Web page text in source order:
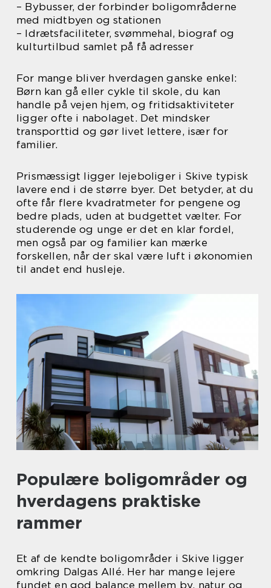
– Bybusser, der forbinder boligområderne
med midtbyen og stationen
– Idrætsfaciliteter, svømmehal, biograf og
kulturtilbud samlet på få adresser
For mange bliver hverdagen ganske enkel:
Børn kan gå eller cykle til skole, du kan
handle på vejen hjem, og fritidsaktiviteter
ligger ofte i nabolaget. Det mindsker
transporttid og gør livet lettere, især for
familier.
Prismæssigt ligger lejeboliger i Skive typisk
lavere end i de større byer. Det betyder, at du
ofte får flere kvadratmeter for pengene og
bedre plads, uden at budgettet vælter. For
studerende og unge er det en klar fordel,
men også par og familier kan mærke
forskellen, når der skal være luft i økonomien
til andet end husleje.
Populære boligområder og
hverdagens praktiske
rammer
Et af de kendte boligområder i Skive ligger
omkring Dalgas Allé. Her har mange lejere
fundet en god balance mellem by, natur og